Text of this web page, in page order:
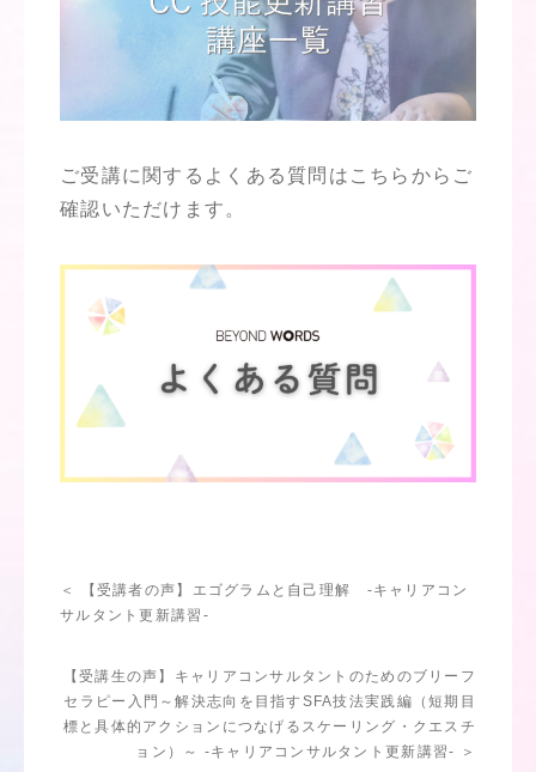
ご受講に関するよくある質問はこちらからご
確認いただけます。
＜ 【受講者の声】エゴグラムと自己理解 -キャリアコン
サルタント更新講習-
【受講生の声】キャリアコンサルタントのためのブリーフ
セラピー入門～解決志向を目指すSFA技法実践編（短期目
標と具体的アクションにつなげるスケーリング・クエスチ
ョン）～ -キャリアコンサルタント更新講習- ＞